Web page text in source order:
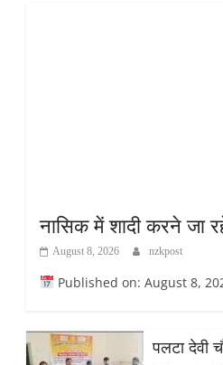
नासिक में शादी करने जा
August 8, 2026 nzkpost
Published on: August 8,
पलटा देवी